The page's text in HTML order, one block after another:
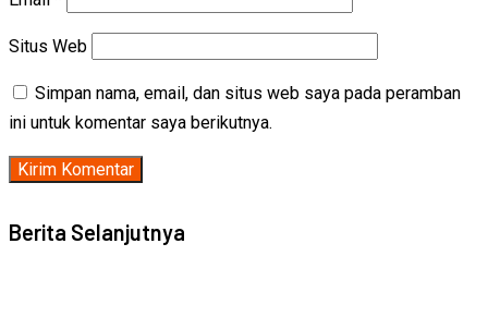
Situs Web
Simpan nama, email, dan situs web saya pada peramban
ini untuk komentar saya berikutnya.
Berita Selanjutnya